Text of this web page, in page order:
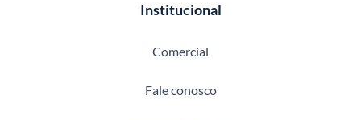
Institucional
Comercial
Fale conosco